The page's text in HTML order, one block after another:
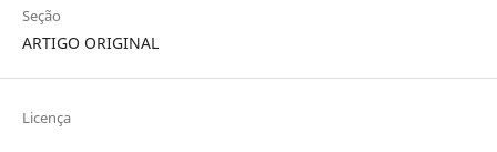
Seção
ARTIGO ORIGINAL
Licença